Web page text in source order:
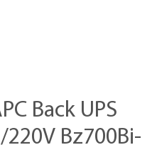
Back UPS
220V Bz700Bi-